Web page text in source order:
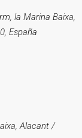
la Marina Baixa,
España
Alacant /